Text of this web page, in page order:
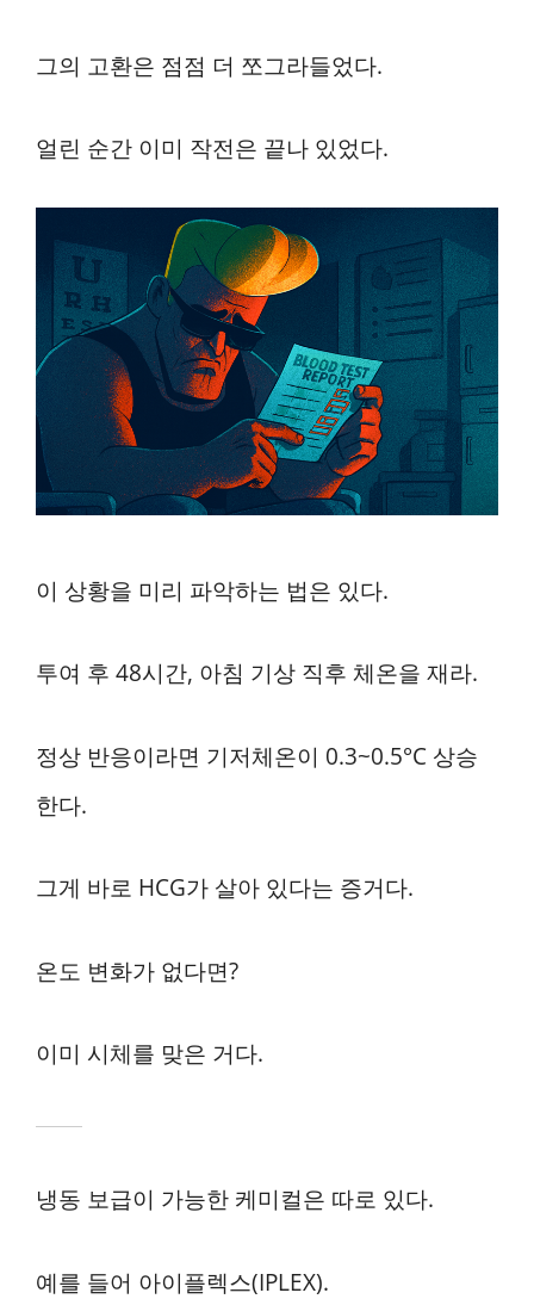
그의 고환은 점점 더 쪼그라들었다.
얼린 순간 이미 작전은 끝나 있었다.
이 상황을 미리 파악하는 법은 있다.
투여 후 48시간, 아침 기상 직후 체온을 재라.
정상 반응이라면 기저체온이 0.3~0.5°C 상승
한다.
그게 바로 HCG가 살아 있다는 증거다.
온도 변화가 없다면?
이미 시체를 맞은 거다.
냉동 보급이 가능한 케미컬은 따로 있다.
예를 들어 아이플렉스(IPLEX).